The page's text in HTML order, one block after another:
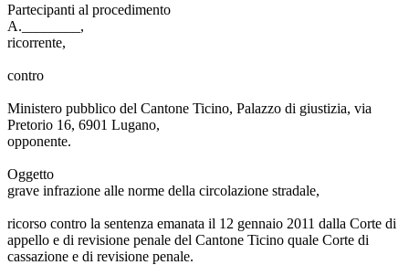
Partecipanti al procedimento
A.________,
ricorrente,
contro
Ministero pubblico del Cantone Ticino, Palazzo di giustizia, via
Pretorio 16, 6901 Lugano,
opponente.
Oggetto
grave infrazione alle norme della circolazione stradale,
ricorso contro la sentenza emanata il 12 gennaio 2011 dalla Corte di
appello e di revisione penale del Cantone Ticino quale Corte di
cassazione e di revisione penale.